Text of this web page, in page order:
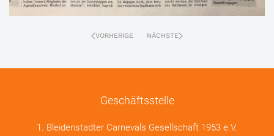
VORHERIGE NÄCHSTE
Geschäftsstelle
1. Bleidenstadter Carnevals Gesellschaft 1953 e.V.